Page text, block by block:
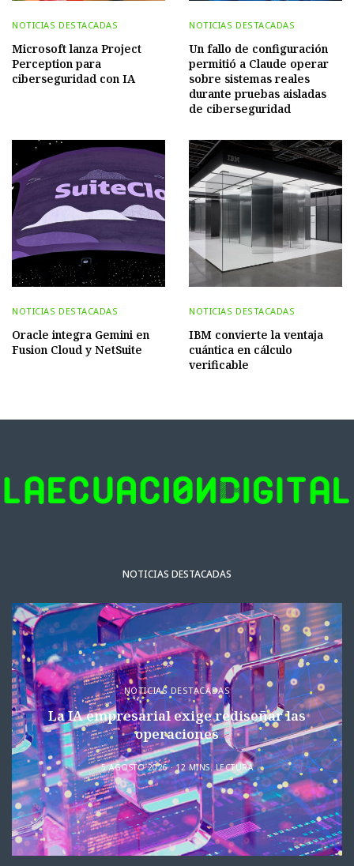
NOTICIAS DESTACADAS
Microsoft lanza Project
Perception para
ciberseguridad con IA
NOTICIAS DESTACADAS
Un fallo de configuración
permitió a Claude operar
sobre sistemas reales
durante pruebas aisladas
de ciberseguridad
NOTICIAS DESTACADAS
Oracle integra Gemini en
Fusion Cloud y NetSuite
NOTICIAS DESTACADAS
IBM convierte la ventaja
cuántica en cálculo
verificable
NOTICIAS DESTACADAS
NOTICIAS DESTACADAS
La IA empresarial exige rediseñar las
operaciones
5 AGOSTO 2026 12 MINS. LECTURA